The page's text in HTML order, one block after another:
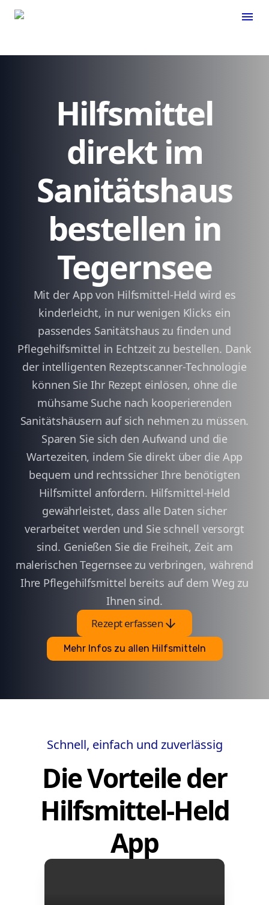
menu
Hilfsmittel
direkt im
Sanitätshaus
bestellen in
Tegernsee
Mit der App von Hilfsmittel-Held wird es
kinderleicht, in nur wenigen Klicks ein
passendes Sanitätshaus zu finden und
Pflegehilfsmittel in Echtzeit zu bestellen. Dank
der intelligenten Rezeptscanner-Technologie
können Sie Ihr Rezept einlösen, ohne die
mühsame Suche nach kooperierenden
Sanitätshäusern auf sich nehmen zu müssen.
Sparen Sie sich den Aufwand und die
Wartezeiten, indem Sie direkt über die App
bequem und rechtssicher Ihre benötigten
Hilfsmittel anfordern. Hilfsmittel-Held
gewährleistet, dass alle Daten sicher
verarbeitet werden und Sie schnell versorgt
sind. Genießen Sie die Freiheit, Zeit am
malerischen Tegernsee zu verbringen, während
Ihre Pflegehilfsmittel bereits auf dem Weg zu
Ihnen sind.
Rezept erfassenarrow_downward
Mehr Infos zu allen Hilfsmitteln
Schnell, einfach und zuverlässig
Die Vorteile der
Hilfsmittel-Held
App